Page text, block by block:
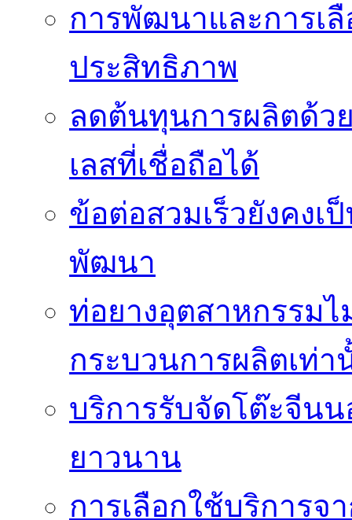
การพัฒนาและการเ
ประสิทธิภาพ
ลดต้นทุนการผลิตด้ว
เลสที่เชื่อถือได้
ข้อต่อสวมเร็วยังคง
พัฒนา
ท่อยางอุตสาหกรรม
กระบวนการผลิตเท่า
บริการรับจัดโต๊ะจีน
ยาวนาน
การเลือกใช้บริการ